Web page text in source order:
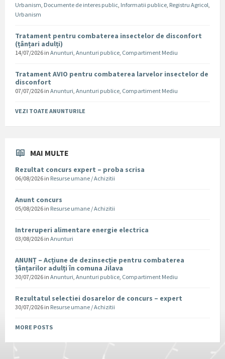
Urbanism, Documente de interes public, Informatii publice, Registru Agricol,
Urbanism
Tratament pentru combaterea insectelor de disconfort
(țânțari adulți)
14/07/2026 in Anunturi, Anunturi publice, Compartiment Mediu
Tratament AVIO pentru combaterea larvelor insectelor de
disconfort
07/07/2026 in Anunturi, Anunturi publice, Compartiment Mediu
VEZI TOATE ANUNTURILE
MAI MULTE
Rezultat concurs expert – proba scrisa
06/08/2026 in Resurse umane / Achizitii
Anunt concurs
05/08/2026 in Resurse umane / Achizitii
Intreruperi alimentare energie electrica
03/08/2026 in Anunturi
ANUNȚ – Acțiune de dezinsecție pentru combaterea
țânțarilor adulți în comuna Jilava
30/07/2026 in Anunturi, Anunturi publice, Compartiment Mediu
Rezultatul selectiei dosarelor de concurs – expert
30/07/2026 in Resurse umane / Achizitii
MORE POSTS